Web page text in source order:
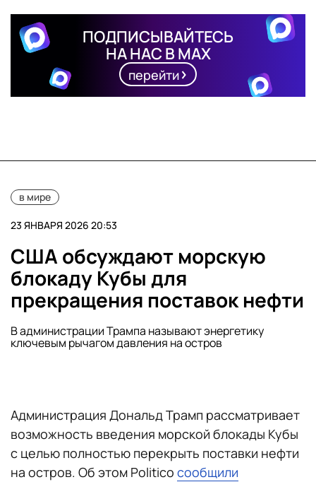
ПОДПИСЫВАЙТЕСЬ
НА НАС В MAX
перейти
в мире
23 ЯНВАРЯ 2026 20:53
США обсуждают морскую
блокаду Кубы для
прекращения поставок нефти
В администрации Трампа называют энергетику
ключевым рычагом давления на остров
Администрация Дональд Трамп рассматривает
возможность введения морской блокады Кубы
с целью полностью перекрыть поставки нефти
на остров. Об этом Politico сообщили